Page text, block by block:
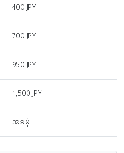
400 JPY
700 JPY
950 JPY
1,500 JPY
အခမဲ့